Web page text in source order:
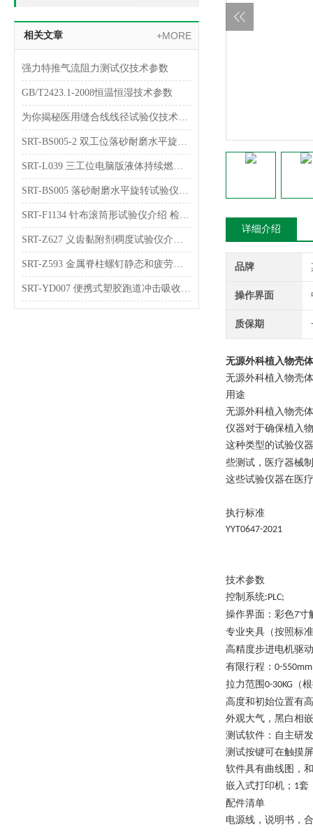
相关文章 +MORE
强力特推气流阻力测试仪技术参数
GB/T2423.1-2008恒温恒湿技术参数
为你揭秘医用缝合线线径试验仪技术指南
SRT-BS005-2 双工位落砂耐磨水平旋转试验仪简单介绍 符合检测标准
SRT-L039 三工位电脑版液体持续燃烧试验仪的原理介绍 符合检测标准
SRT-BS005 落砂耐磨水平旋转试验仪介绍 检测稳定
SRT-F1134 针布滚筒形试验仪介绍 检测数据稳定
SRT-Z627 义齿黏附剂稠度试验仪介绍 符合检测标准
SRT-Z593 金属脊柱螺钉静态和疲劳弯曲强度试验仪介绍 参数稳定
SRT-YD007 便携式塑胶跑道冲击吸收及垂直变形试验仪介绍 操作简单
详细介绍
品牌
操作界面
质保期
无源外科植入物壳
无源外科植入物壳
用途
无源外科植入物壳
仪器对于确保植入
这种类型的试验仪
些测试，医疗器械
这些试验仪器在医
执行标准
YYT0647-2021
技术参数
控制系统:PLC;
操作界面：彩色7寸
专业夹具（按照标
高精度步进电机驱动
有限行程： 0-550mm
拉力范围 0-30KG （
高度和初始位置有
外观大气，黑白相
测试软件：自主研
测试按键可在触摸
软件具有曲线图，
嵌入式打印机； 1套
配件清单
电源线，说明书，